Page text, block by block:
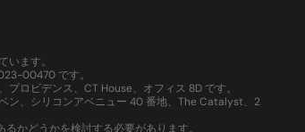
ます。
00470 です。
ロビデンス、CT House、オフィス 8D です。
ン、シリコンアベニュー 40 番地、The Catalyst、2
かどうかを検討する必要があります。